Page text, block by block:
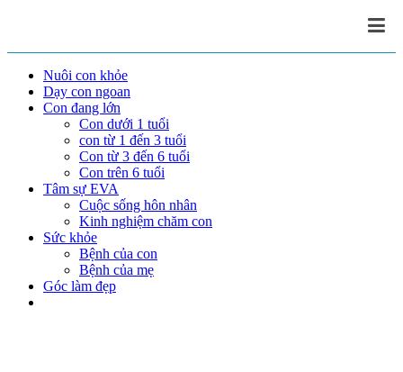
Nuôi con khỏe
Dạy con ngoan
Con đang lớn
Con dưới 1 tuổi
con từ 1 đến 3 tuổi
Con từ 3 đến 6 tuổi
Con trên 6 tuổi
Tâm sự EVA
Cuộc sống hôn nhân
Kinh nghiệm chăm con
Sức khỏe
Bệnh của con
Bệnh của mẹ
Góc làm đẹp